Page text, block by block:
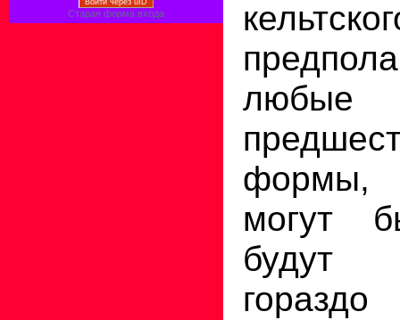
Войти через uID
Старая форма входа
любые
формы,
могут
будут